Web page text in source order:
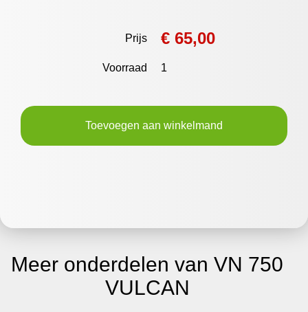
Prijs € 65,00
Voorraad 1
Toevoegen aan winkelmand
Meer onderdelen van VN 750
VULCAN